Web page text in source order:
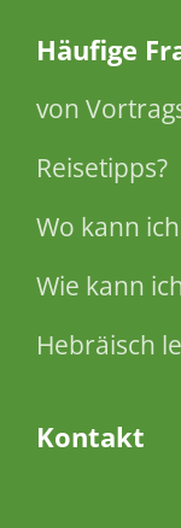
Häufige
von
Reisetipps?
Wo kann
Wie kann
Hebräisch
Kontakt